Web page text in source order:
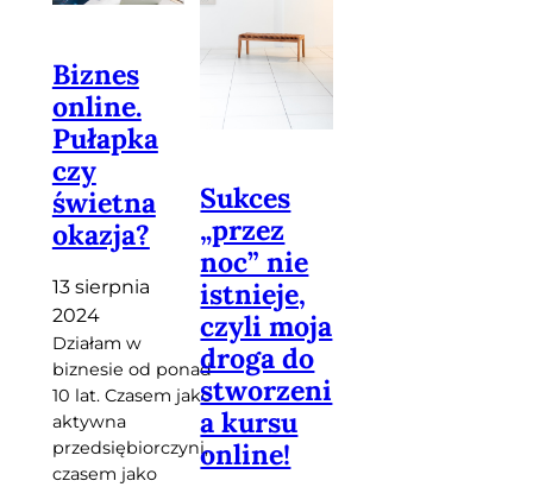
Biznes
online.
Pułapka
czy
świetna
okazja?
13 sierpnia
2024
Działam w
biznesie od ponad
10 lat. Czasem jako
aktywna
przedsiębiorczyni,
czasem jako
Sukces
„przez
noc” nie
istnieje,
czyli moja
droga do
stworzeni
a kursu
online!